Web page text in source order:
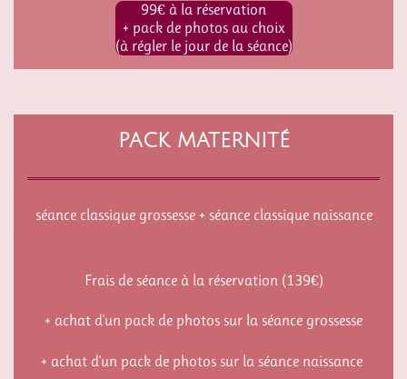
99€ à la réservation
+ pack de photos au choix
(à régler le jour de la séance)
PACK MATERNITÉ
séance classique grossesse + séance classique naissance
Frais de séance à la réservation (139€)
+ achat d'un pack de photos sur la séance grossesse
+ achat d'un pack de photos sur la séance naissance